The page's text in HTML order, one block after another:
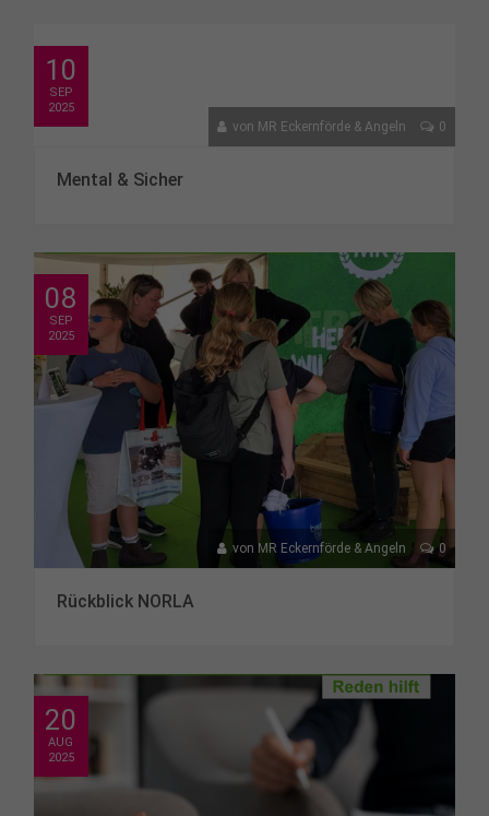
10
SEP
2025
von MR Eckernförde & Angeln 0
Mental & Sicher
08
SEP
2025
von MR Eckernförde & Angeln 0
Rückblick NORLA
20
AUG
2025